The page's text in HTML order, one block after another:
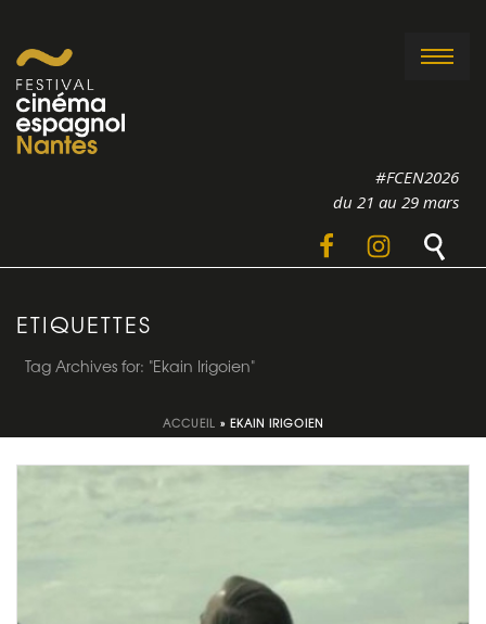
#FCEN2026
du 21 au 29 mars
ETIQUETTES
Tag Archives for: "Ekain Irigoien"
ACCUEIL » EKAIN IRIGOIEN